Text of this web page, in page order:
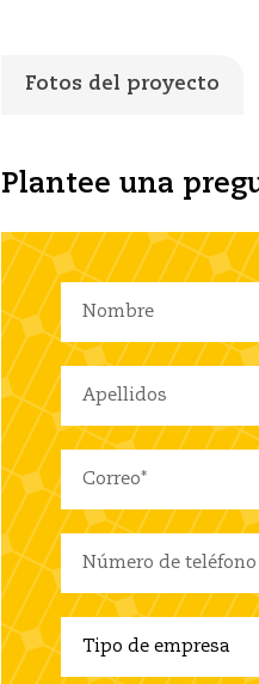
Fotos del proyecto
Plantee una